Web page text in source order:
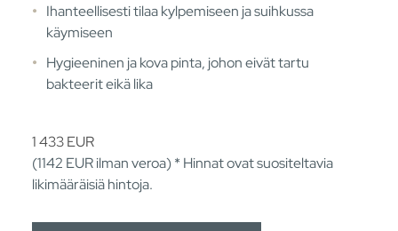
Ihanteellisesti tilaa kylpemiseen ja suihkussa
käymiseen
Hygieeninen ja kova pinta, johon eivät tartu
bakteerit eikä lika
1 433EUR
(1142 EURilman veroa) * Hinnat ovat suositeltavia
likimääräisiä hintoja.